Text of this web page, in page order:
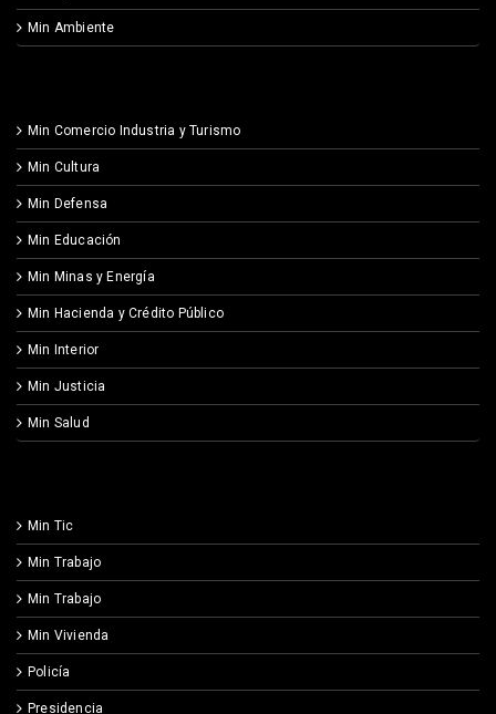
Min Ambiente
Min Comercio Industria y Turismo
Min Cultura
Min Defensa
Min Educación
Min Minas y Energía
Min Hacienda y Crédito Público
Min Interior
Min Justicia
Min Salud
Min Tic
Min Trabajo
Min Trabajo
Min Vivienda
Policía
Presidencia